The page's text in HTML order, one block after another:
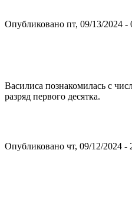
Опубликовано пт, 09/13/2024 -
Василиса познакомилась с
разряд первого десятка.
Опубликовано чт, 09/12/2024 -